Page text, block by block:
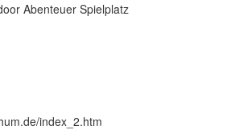
Abenteuer Spielplatz
index_2.htm